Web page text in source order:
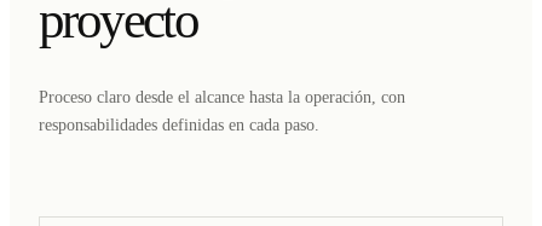
proyecto
Proceso claro desde el alcance hasta la operación, con
responsabilidades definidas en cada paso.